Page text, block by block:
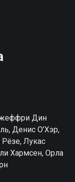
Дин
Денис О’Хэр,
Лукас
Хармсен, Орла